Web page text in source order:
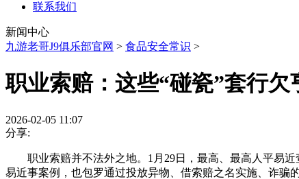
联系我们
新闻中心
九游老哥J9俱乐部官网 > 食品安全常识 >
职业索赔：这些“碰瓷”套行欠
2026-02-05 11:07
分享:
职业索赔并不法外之地。1月29日，最高、最高人平易近
易近事案例，也包罗通过投放异物、借索赔之名实施、诈骗